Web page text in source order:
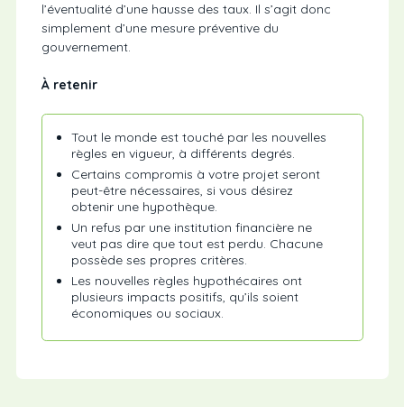
l’éventualité d’une hausse des taux. Il s’agit donc
simplement d’une mesure préventive du
gouvernement.
À retenir
Tout le monde est touché par les nouvelles
règles en vigueur, à différents degrés.
Certains compromis à votre projet seront
peut-être nécessaires, si vous désirez
obtenir une hypothèque.
Un refus par une institution financière ne
veut pas dire que tout est perdu. Chacune
possède ses propres critères.
Les nouvelles règles hypothécaires ont
plusieurs impacts positifs, qu’ils soient
économiques ou sociaux.